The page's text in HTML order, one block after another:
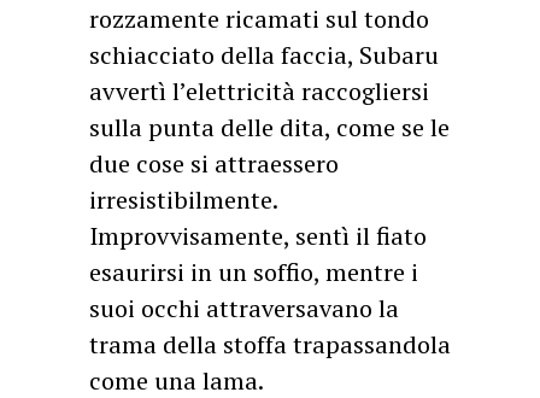
rozzamente ricamati sul tondo
schiacciato della faccia, Subaru
avvertì l’elettricità raccogliersi
sulla punta delle dita, come se le
due cose si attraessero
irresistibilmente.
Improvvisamente, sentì il fiato
esaurirsi in un soffio, mentre i
suoi occhi attraversavano la
trama della stoffa trapassandola
come una lama.